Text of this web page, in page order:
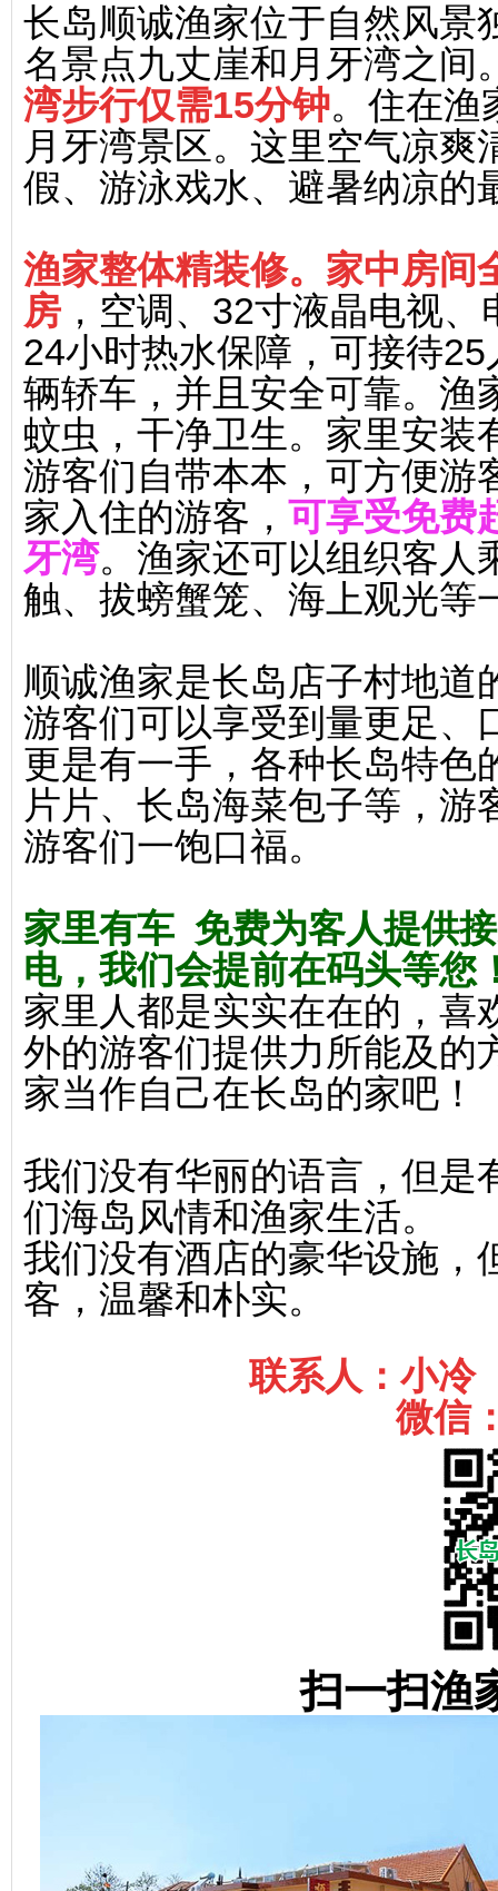
长岛顺诚渔家位于自然风
名景点九丈崖和月牙湾之间
湾步行仅需15分钟。住在渔
月牙湾景区。这里空气凉
假、游泳戏水、避暑纳凉的
渔家整体精装修。家中房间
房 ，空调、32寸液晶电视
24小时热水保障，可接待
辆轿车，并且安全可靠。渔
蚊虫，干净卫生。家里安装
游客们自带本本，可方便游
家入住的游客， 可享受免费
牙湾。渔家还可以组织客人
触、拔螃蟹笼、海上观光等
顺诚渔家是长岛店子村地道
游客们可以享受到量更足、
更是有一手，各种长岛特色
片片、长岛海菜包子等，
游客们一饱口福。
家里有车 免费为客人提供
电，我们会提前在码头等您
家里人都是实实在在的，喜
外的游客们提供力所能及的
家当作自己在长岛的家吧！
我们没有华丽的语言，但是
们海岛风情和渔家生活。
我们没有酒店的豪华设施，
客，温馨和朴实。
联系人：小冷
微信
扫一扫渔